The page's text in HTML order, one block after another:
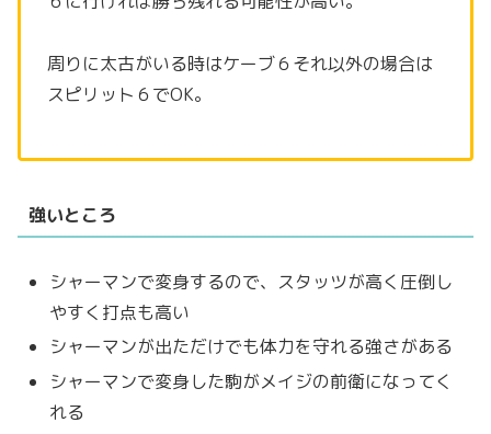
周りに太古がいる時はケーブ６それ以外の場合は
スピリット６でOK。
強いところ
シャーマンで変身するので、スタッツが高く圧倒し
やすく打点も高い
シャーマンが出ただけでも体力を守れる強さがある
シャーマンで変身した駒がメイジの前衛になってく
れる